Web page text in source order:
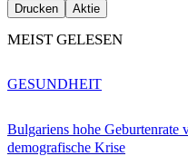
Drucken Aktie
MEIST GELESEN
Bulgariens hohe Geburtenrate
demografische Krise
GESUNDHEIT